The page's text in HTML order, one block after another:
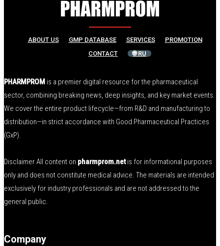
ABOUT US GMP DATABASE SERVICES
PROMOTION
CONTACT
🌐 RU
PHARMPROM is a premier digital resource for the pharmaceutical
sector, combining breaking news, deep insights, and key market events.
We cover the entire product lifecycle—from R&D and manufacturing to
distribution—in strict accordance with Good Pharmaceutical Practices
(GxP).
Disclaimer All content on pharmprom.netis for informational purposes
only and does not constitute medical advice. The materials are intended
exclusively for industry professionals and are not addressed to the
general public.
Company